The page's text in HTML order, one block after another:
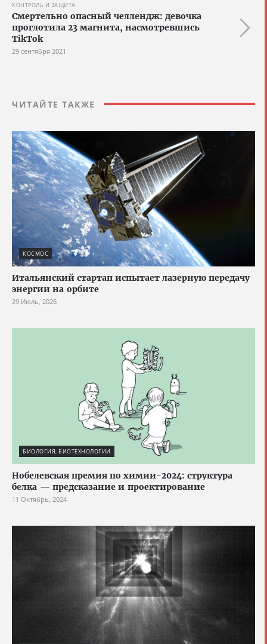
КОНТРОЛЬ И ЗАЩИТА
Смертельно опасный челлендж: девочка
проглотила 23 магнита, насмотревшись
TikTok
29 сентября 2021
ЧИТАЙТЕ ТАКЖЕ
КОСМОС
Итальянский стартап испытает лазерную передачу
энергии на орбите
29 Июль, 2026
БИОЛОГИЯ, БИОТЕХНОЛОГИИ
Нобелевская премия по химии-2024: структура
белка — предсказание и проектирование
11 Октябрь, 2024